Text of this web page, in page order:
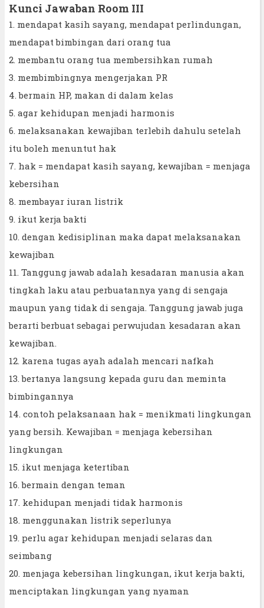
Kunci Jawaban Room III
1. mendapat kasih sayang, mendapat perlindungan,
mendapat bimbingan dari orang tua
2. membantu orang tua membersihkan rumah
3. membimbingnya mengerjakan PR
4. bermain HP, makan di dalam kelas
5. agar kehidupan menjadi harmonis
6. melaksanakan kewajiban terlebih dahulu setelah
itu boleh menuntut hak
7. hak = mendapat kasih sayang, kewajiban = menjaga
kebersihan
8. membayar iuran listrik
9. ikut kerja bakti
10. dengan kedisiplinan maka dapat melaksanakan
kewajiban
11. Tanggung jawab adalah kesadaran manusia akan
tingkah laku atau perbuatannya yang di sengaja
maupun yang tidak di sengaja. Tanggung jawab juga
berarti berbuat sebagai perwujudan kesadaran akan
kewajiban.
12. karena tugas ayah adalah mencari nafkah
13. bertanya langsung kepada guru dan meminta
bimbingannya
14. contoh pelaksanaan hak = menikmati lingkungan
yang bersih. Kewajiban = menjaga kebersihan
lingkungan
15. ikut menjaga ketertiban
16. bermain dengan teman
17. kehidupan menjadi tidak harmonis
18. menggunakan listrik seperlunya
19. perlu agar kehidupan menjadi selaras dan
seimbang
20. menjaga kebersihan lingkungan, ikut kerja bakti,
menciptakan lingkungan yang nyaman